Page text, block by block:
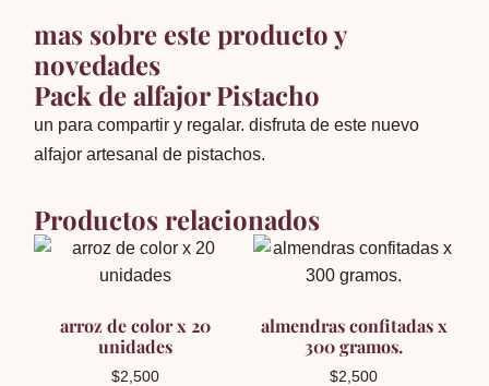
mas sobre este producto y
novedades
Pack de alfajor Pistacho
un para compartir y regalar. disfruta de este nuevo
alfajor artesanal de pistachos.
Productos relacionados
arroz de color x 20
unidades
$2,500
almendras confitadas x
300 gramos.
$2,500